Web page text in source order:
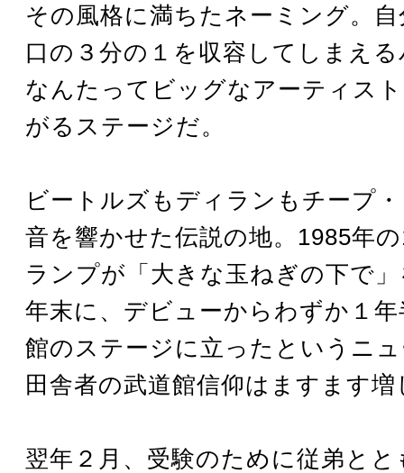
その風格に満ちたネーミング。
口の３分の１を収容してしまえ
なんたってビッグなアーティス
がるステージだ。
ビートルズもディランもチープ
音を響かせた伝説の地。1985年
ランプが「大きな玉ねぎの下で
年末に、デビューからわずか１
館のステージに立ったというニ
田舎者の武道館信仰はますます増
翌年２月、受験のために従弟と